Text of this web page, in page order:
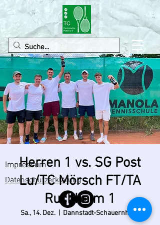
Herren 1 vs. SG Post
Lu/TC Mörsch FT/TA
Ruchheim 1
Sa., 14. Dez.
  |
Dannstadt-Schauernheim
Impressum
Datenschutzerklärung